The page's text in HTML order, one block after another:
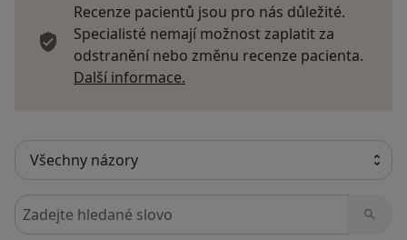
Recenze pacientů jsou pro nás důležité.
Specialisté nemají možnost zaplatit za
odstranění nebo změnu recenze pacienta.
Další informace.
Hledejte v názorech